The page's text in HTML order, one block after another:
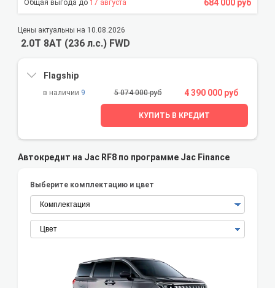
17 августа 684 000 руб
Цены актуальны на 10.08.2026
2.0T 8AT (236 л.с.) FWD
Flagship
9 5 074 000 руб 4 390 000 руб
КУПИТЬ В КРЕДИТ
Автокредит на Jac RF8 по программе Jac Finance
Выберите комплектацию и цвет